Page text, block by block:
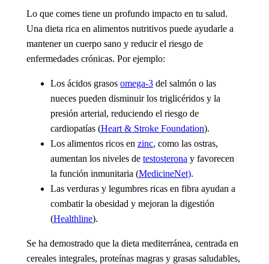
Lo que comes tiene un profundo impacto en tu salud.
Una dieta rica en alimentos nutritivos puede ayudarle a
mantener un cuerpo sano y reducir el riesgo de
enfermedades crónicas. Por ejemplo:
Los ácidos grasos omega-3 del salmón o las
nueces pueden disminuir los triglicéridos y la
presión arterial, reduciendo el riesgo de
cardiopatías (Heart & Stroke Foundation).
Los alimentos ricos en zinc, como las ostras,
aumentan los niveles de testosterona y favorecen
la función inmunitaria (MedicineNet).
Las verduras y legumbres ricas en fibra ayudan a
combatir la obesidad y mejoran la digestión
(Healthline).
Se ha demostrado que la dieta mediterránea, centrada en
cereales integrales, proteínas magras y grasas saludables,